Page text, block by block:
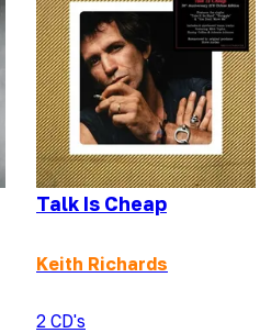
Talk Is Cheap
Keith Richards
2 CD's